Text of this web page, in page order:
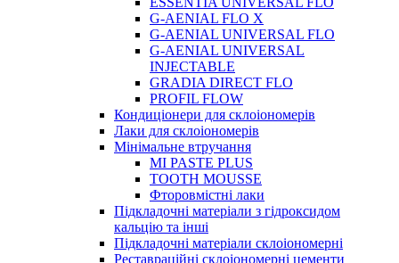
G-AENIAL FLO X
G-AENIAL UNIVERSAL FLO
G-AENIAL UNIVERSAL
INJECTABLE
GRADIA DIRECT FLO
PROFIL FLOW
Кондиціонери для склоіономерів
Лаки для склоіономерів
Мінімальне втручання
MI PASTE PLUS
TOOTH MOUSSE
Фторовмістні лаки
Підкладочні матеріали з гідроксидом
кальцію та інші
Підкладочні матеріали склоіономерні
Реставраційні склоіономерні цементи